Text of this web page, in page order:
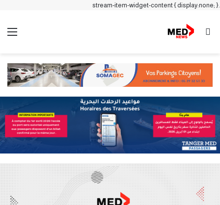
.stream-item-widget-content { display:none; }
بحث عن